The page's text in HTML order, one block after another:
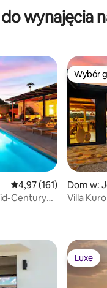
wynajęcia
Wybór gości
Średnia ocena: 4,97
4,97 (161)
Century
Wybór
Wybór
Dom w:
Villa
Luxe
Luxe